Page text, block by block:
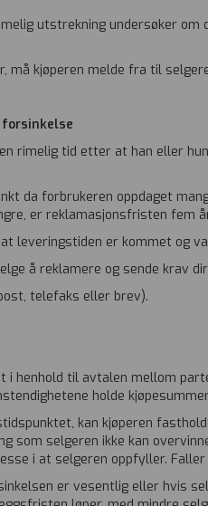
utstrekning undersøker
kjøperen melde fra til
forsinkelse
rimelig tid etter at han eller
da forbrukeren oppdaget
er reklamasjonsfristen fem
leveringstiden er kommet og
å reklamere og sende krav
telefaks eller brev).
henhold til avtalen mellom
holde
kan kjøperen
som selgeren ikke kan
i at selgeren oppfyller.
er vesentlig eller hvis